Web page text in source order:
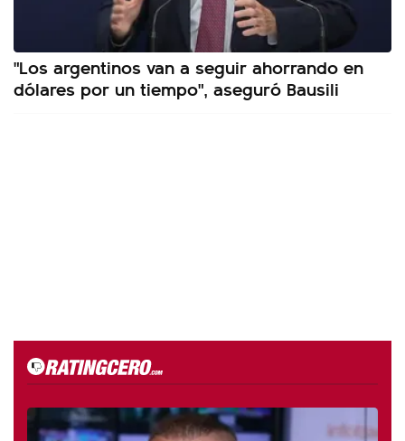
"Los argentinos van a seguir ahorrando en
dólares por un tiempo", aseguró Bausili